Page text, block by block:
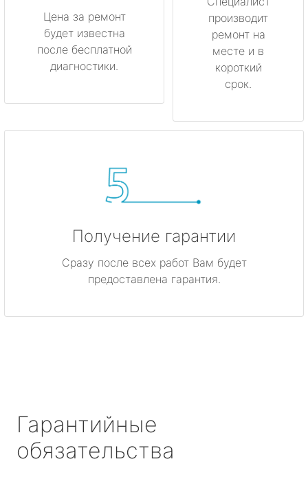
Цена за ремонт
будет известна
после бесплатной
диагностики.
производит
ремонт на
месте и в
короткий
срок.
Получение гарантии
Сразу после всех работ Вам будет
предоставлена гарантия.
Гарантийные
обязательства